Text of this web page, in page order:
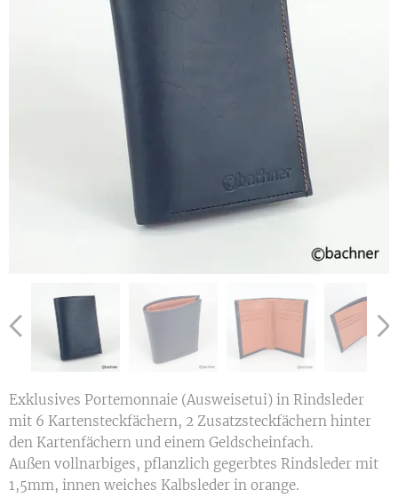
Exklusives Portemonnaie (Ausweisetui) in Rindsleder
mit 6 Kartensteckfächern, 2 Zusatzsteckfächern hinter
den Kartenfächern und einem Geldscheinfach.
Außen vollnarbiges, pflanzlich gegerbtes Rindsleder mit
1,5mm, innen weiches Kalbsleder in orange.